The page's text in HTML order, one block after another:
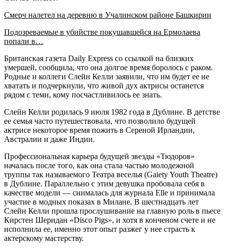
Смерч налетел на деревню в Учалинском районе Башкирии
Подозреваемые в убийстве покушавшейся на Ермолаева
попали в…
Британская газета Daily Express со ссылкой на близких
умершей, сообщила, что она долгое время боролось с раком.
Родные и коллеги Слейн Келли заявили, что им будет ее не
хватать и подчеркнули, что живой дух актрисы останется
рядом с теми, кому посчастливилось ее знать.
Слейн Келли родилась 9 июля 1982 года в Дублине. В детстве
ее семья часто путешествовала, что позволило будущей
актрисе некоторое время пожить в Сереной Ирландии,
Австралии и даже Индии.
Профессиональная карьера будущей звезды «Тюдоров»
началась после того, как она стала частью молодежной
труппы так называемого Театра веселья (Gaiety Youth Theatre)
в Дублине. Параллельно с этим девушка пробовала себя в
качестве модели — снималась для журнала Elle и принимала
участие в модных показах в Милане. В шестнадцать лет
Слейн Келли прошла прослушивание на главную роль в пьесе
Кирстен Шеридан «Disco Pigs», и хотя в конченом счете и не
исполнила ее, именно этот опыт разжег у нее страсть к
актерскому мастерству.